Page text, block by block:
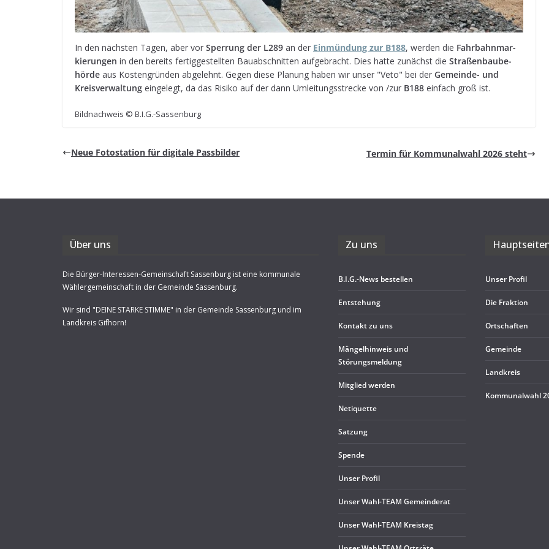
In den nächs­ten Tagen, aber vor Sper­rung der L289 an der Ein­mün­dung zur B188, wer­den die Fahr­bahn­mar­
kie­run­gen in den bereits fer­tig­ge­stell­ten Bau­ab­schnit­ten auf­ge­bracht. Dies hatte zunächst die Stra­ßen­bau­be­
hörde aus Kos­ten­grün­den abge­lehnt. Gegen diese Pla­nung haben wir unser "Veto" bei der Gemeinde- und
Kreis­ver­wal­tung ein­ge­legt, da das Risiko auf der dann Umlei­tungs­stre­cke von /zur B188 ein­fach groß ist.
Bild­nach­weis © B.I.G.-Sassenburg
Neue Foto­sta­tion für digi­tale Passbilder Ter­min für Kom­mu­nal­wahl 2026 steht
Über uns
Die Bürger-Interessen-Gemeinschaft Sassenburg ist eine kommunale
Wählergemeinschaft in der Gemeinde Sassenburg.
Wir sind "DEINE STARKE STIMME" in der Gemeinde Sassenburg und im
Landkreis Gifhorn!
Zu uns
B.I.G.-News bestel­len
Ent­ste­hung
Kon­takt zu uns
Män­gel­hin­weis und
Störungsmeldung
Mit­glied werden
Neti­quette
Sat­zung
Spende
Unser Pro­fil
Unser Wahl-TEAM Gemeinderat
Unser Wahl-TEAM Kreistag
Unser Pro­fil
Die Frak­tion
Ort­schaf­ten
Gemeinde
Land­kreis
Kom­mu­nal­wahl